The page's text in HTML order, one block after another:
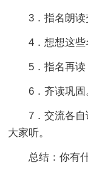
3．指名朗读
4．想想这些
5．指名再读
6．齐读巩固
7．交流各
大家听。
总结：你有